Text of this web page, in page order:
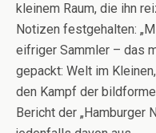
kleinem Raum, die ihn
Notizen festgehalten:
eifriger Sammler – das
gepackt: Welt im
den Kampf der
Bericht der „Hamburger